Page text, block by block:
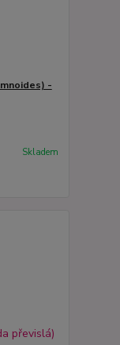
-
Skladem